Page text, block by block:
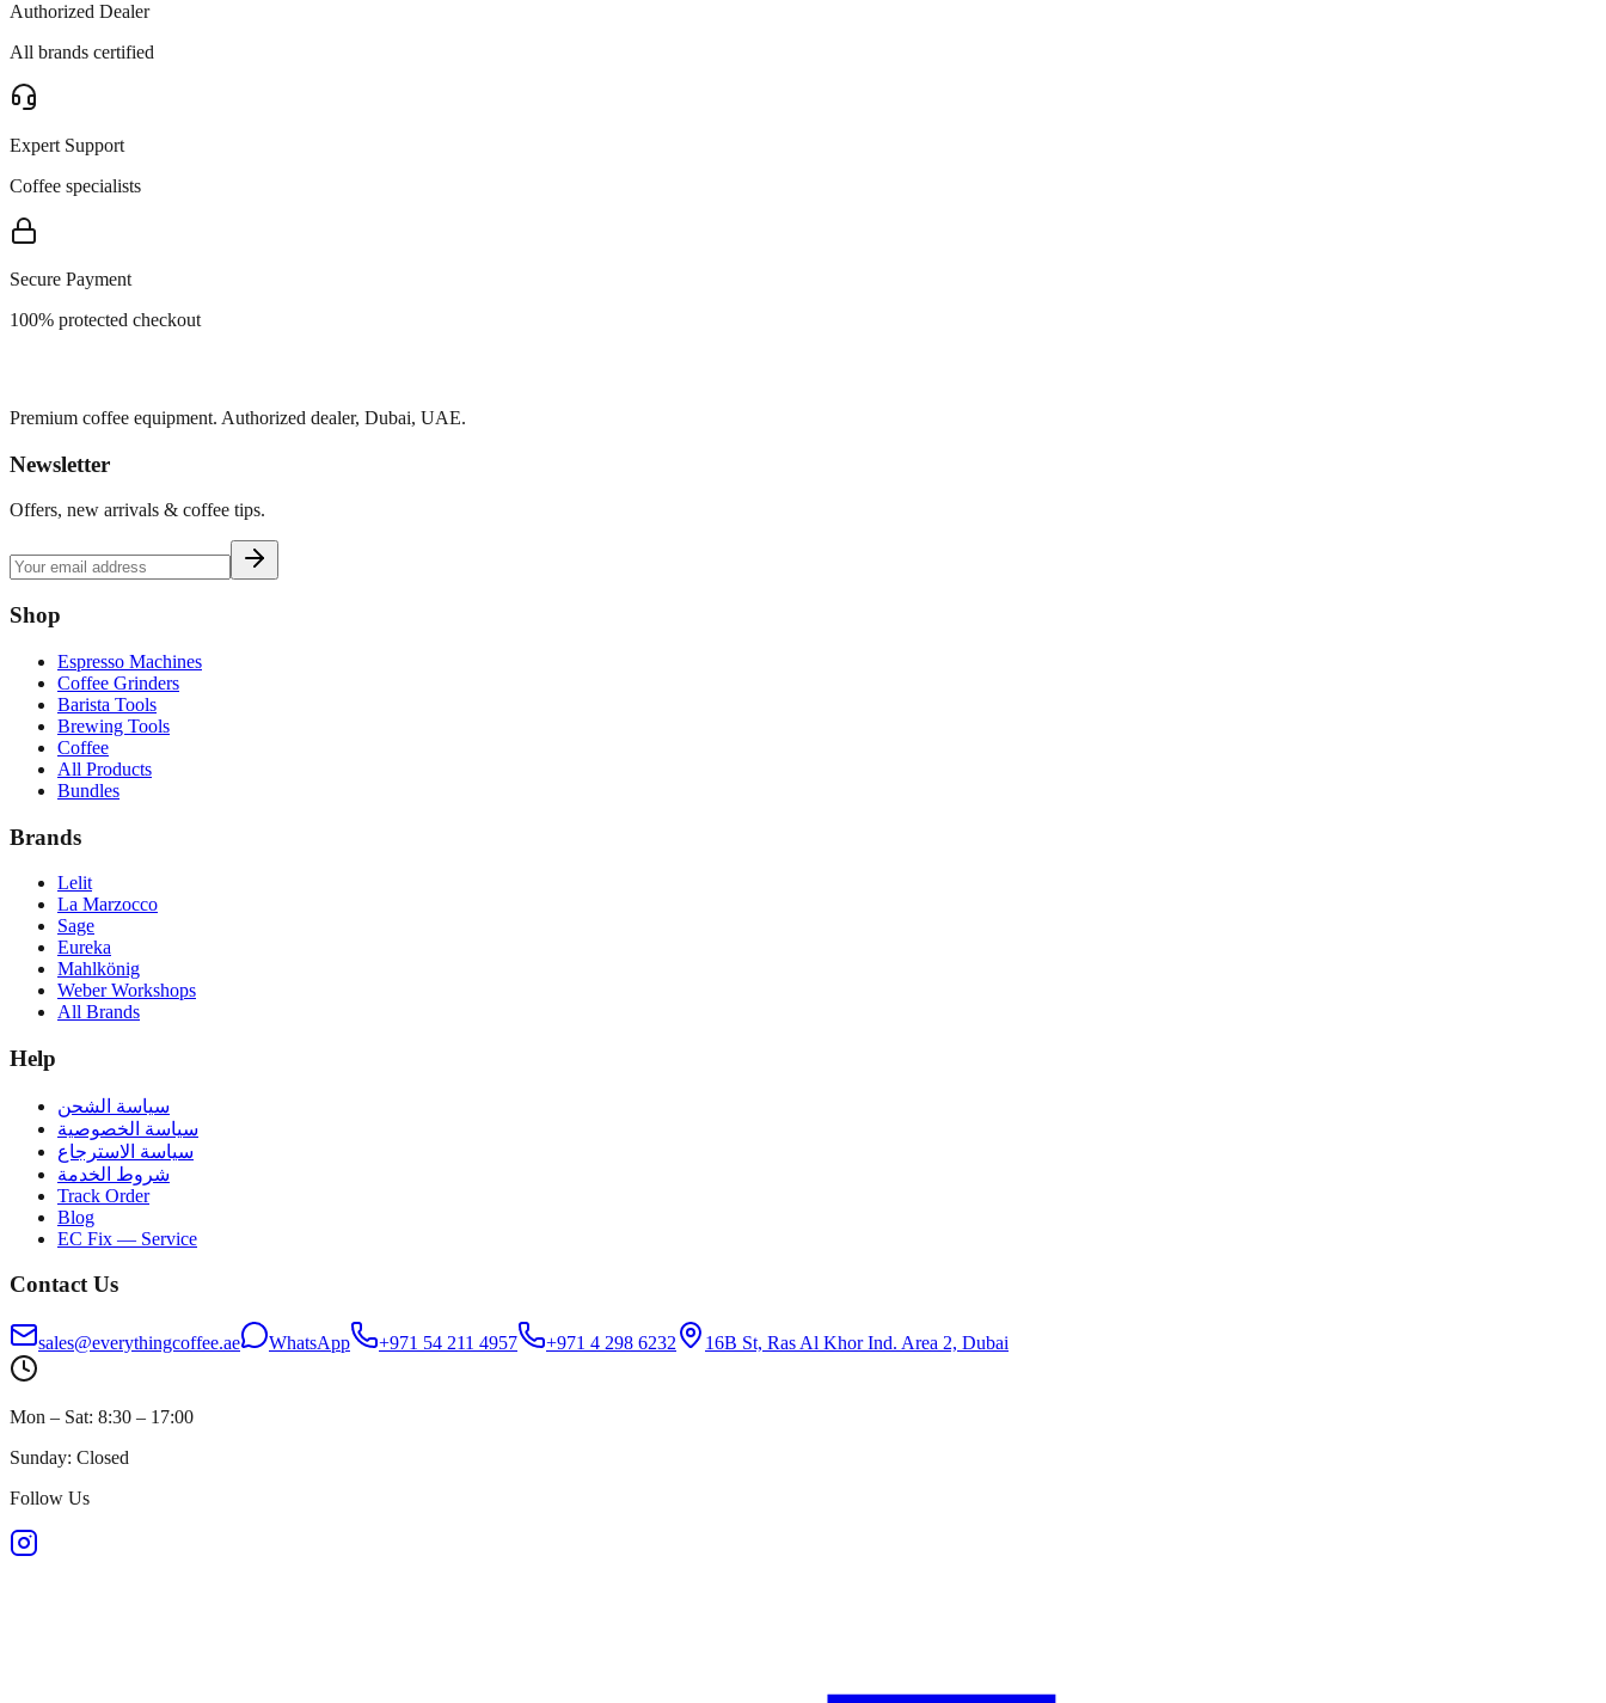
Authorized Dealer
All brands certified
Expert Support
Coffee specialists
Secure Payment
100% protected checkout
Premium coffee equipment. Authorized dealer, Dubai, UAE.
Newsletter
Offers, new arrivals & coffee tips.
Shop
Espresso Machines
Coffee Grinders
Barista Tools
Brewing Tools
Coffee
All Products
Bundles
Brands
Lelit
La Marzocco
Sage
Eureka
Mahlkönig
Weber Workshops
All Brands
Help
سياسة الشحن
سياسة الخصوصية
سياسة الاسترجاع
شروط الخدمة
Track Order
Blog
EC Fix — Service
Contact Us
sales@everythingcoffee.ae WhatsApp +971 54 211 4957 +971 4 298 6232 16B St, Ras Al Khor Ind. Area 2, Dubai
Mon – Sat: 8:30 – 17:00
Sunday: Closed
Follow Us